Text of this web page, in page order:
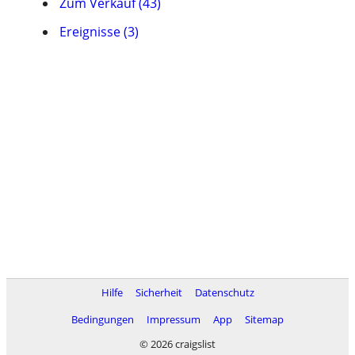
Ereignisse (3)
Hilfe Sicherheit
Datenschutz
Bedingungen
Impressum App
Sitemap
© 2026 craigslist